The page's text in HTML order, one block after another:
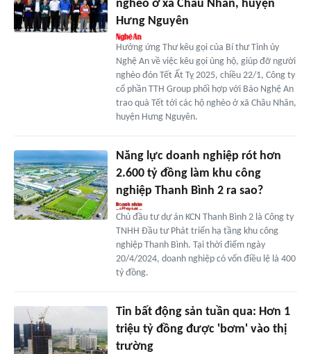
nghèo ở xã Châu Nhân, huyện
Hưng Nguyên
Hưởng ứng Thư kêu gọi của Bí thư Tỉnh ủy
Nghệ An về việc kêu gọi ủng hộ, giúp đỡ người
nghèo đón Tết Ất Tỵ 2025, chiều 22/1, Công ty
cổ phần TTH Group phối hợp với Báo Nghệ An
trao quà Tết tới các hộ nghèo ở xã Châu Nhân,
huyện Hưng Nguyên.
Năng lực doanh nghiệp rót hơn
2.600 tỷ đồng làm khu công
nghiệp Thanh Bình 2 ra sao?
Chủ đầu tư dự án KCN Thanh Bình 2 là Công ty
TNHH Đầu tư Phát triển hạ tầng khu công
nghiệp Thanh Bình. Tại thời điểm ngày
20/4/2024, doanh nghiệp có vốn điều lệ là 400
tỷ đồng.
Tin bất động sản tuần qua: Hơn 1
triệu tỷ đồng được 'bơm' vào thị
trường